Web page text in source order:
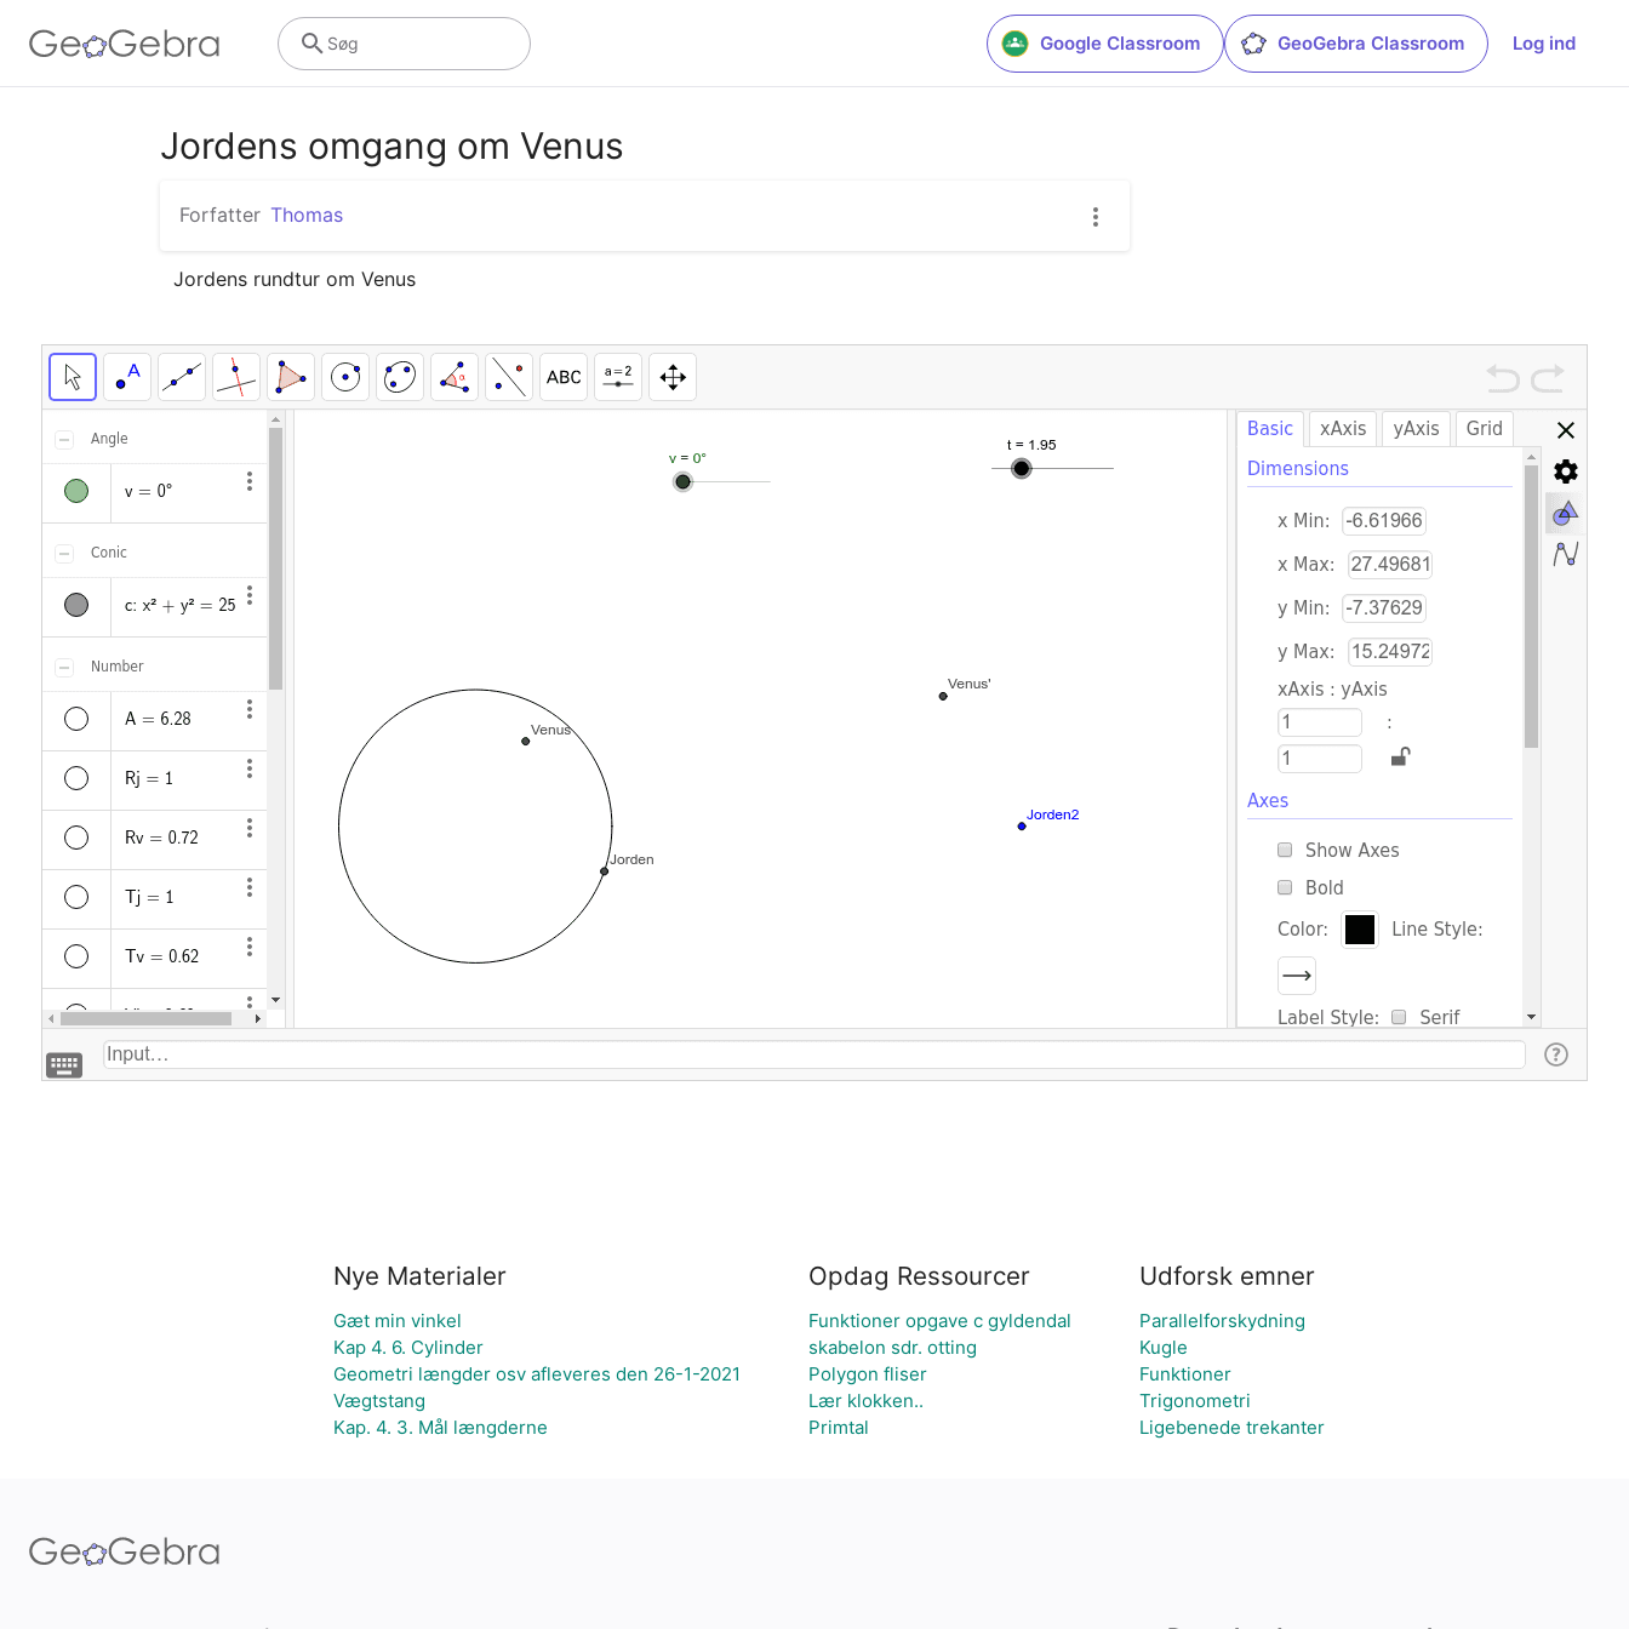
Google Classroom GeoGebra Classroom Log ind
Søg
Jordens omgang om Venus
Forfatter Thomas
Jordens rundtur om Venus
Nye Materialer
Gæt min vinkel
Kap 4. 6. Cylinder
Geometri længder osv afleveres den 26-1-2021
Vægtstang
Kap. 4. 3. Mål længderne
Opdag Ressourcer
Funktioner opgave c gyldendal
skabelon sdr. otting
Polygon fliser
Lær klokken..
Primtal
Udforsk emner
Parallelforskydning
Kugle
Funktioner
Trigonometri
Ligebenede trekanter